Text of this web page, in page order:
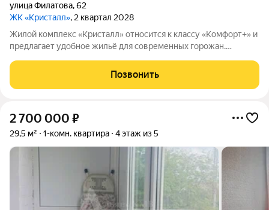
улица Филатова,62
ЖК «Кристалл», 2 квартал 2028
Жилой комплекс «Кристалл» относится к классу «Комфорт+» и
предлагает удобное жильё для современных горожан.
полноценной инфраструктурой. Его особенность единый
трёхподъездный дом, в котором
Позвонить
2 700 000 ₽
29,5 м² 1-комн. квартира 4 этаж из 5